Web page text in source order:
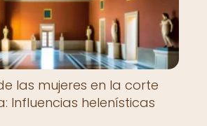
las mujeres en la corte
Influencias helenísticas